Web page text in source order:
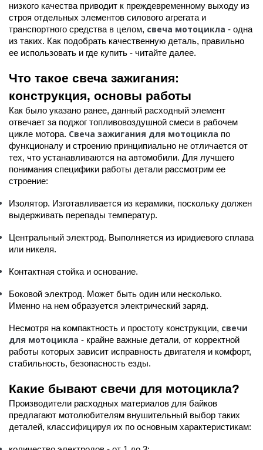
низкого качества приводит к преждевременному выходу из
строя отдельных элементов силового агрегата и
транспортного средства в целом, свеча мотоцикла - одна
из таких. Как подобрать качественную деталь, правильно
ее использовать и где купить - читайте далее.
Что такое свеча зажигания:
конструкция, основы работы
Как было указано ранее, данный расходный элемент
отвечает за поджог топливовоздушной смеси в рабочем
цикле мотора. Свеча зажигания для мотоцикла по
функционалу и строению принципиально не отличается от
тех, что устанавливаются на автомобили. Для лучшего
понимания специфики работы детали рассмотрим ее
строение:
Изолятор. Изготавливается из керамики, поскольку должен
выдерживать перепады температур.
Центральный электрод. Выполняется из иридиевого сплава
или никеля.
Контактная стойка и основание.
Боковой электрод. Может быть один или несколько.
Именно на нем образуется электрический заряд.
Несмотря на компактность и простоту конструкции, свечи
для мотоцикла - крайне важные детали, от корректной
работы которых зависит исправность двигателя и комфорт,
стабильность, безопасность езды.
Какие бывают свечи для мотоцикла?
Производители расходных материалов для байков
предлагают мотолюбителям внушительный выбор таких
деталей, классифицируя их по основным характеристикам: